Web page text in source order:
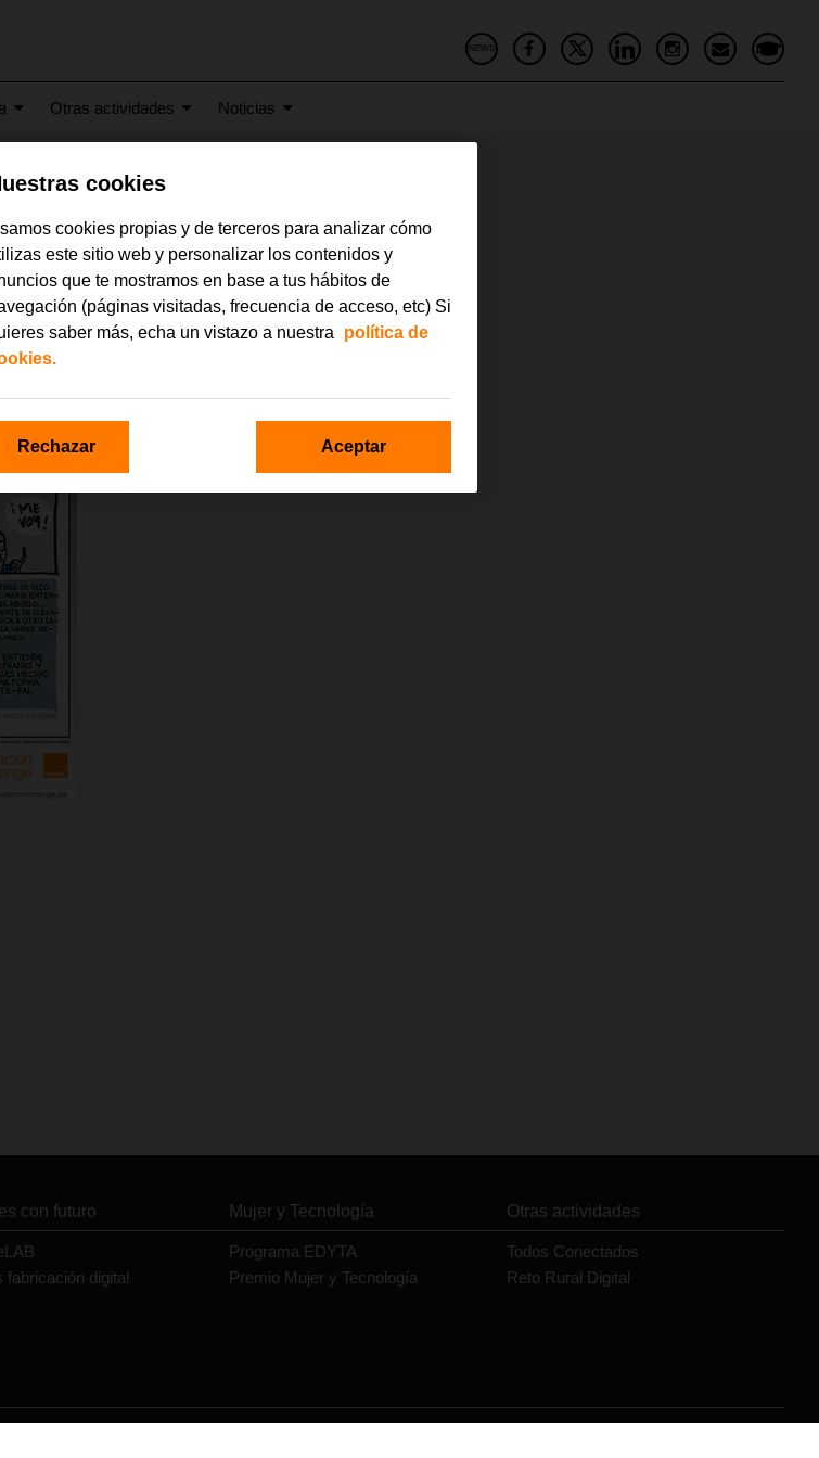
NEWS
Otras actividades Noticias
con futuro
fabricación digital
Mujer y Tecnología
Programa EDYTA
Premio Mujer y Tecnología
Otras actividades
Todos Conectados
Reto Rural Digital
cookies
cookies propias y de terceros para analizar cómo
este sitio web y personalizar los contenidos y
que te mostramos en base a tus hábitos de
(páginas visitadas, frecuencia de acceso, etc) Si
saber más, echa un vistazo a nuestra
política de
Rechazar Aceptar